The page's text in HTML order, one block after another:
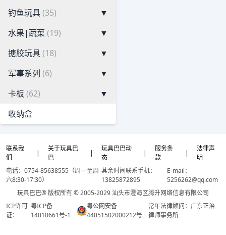
钓鱼玩具(35)
▼
水果|蔬菜(19)
▼
搪胶玩具(18)
▼
军事系列 (6)
▼
卡板 (62)
▼
收纳盒
联系我
们
|
关于玩具巴
巴
|
玩具巴巴动
态
|
服务条
款
|
法律声
明
电话：0754-85638555（周一至周
六8:30-17:30）
其余时间联系手机：
13825872895
E-mail：
5256262@qq.com
玩具巴巴® 版权所有 © 2005-2029 汕头市澄海区腾升网络信息有限公司
ICP许可
证：
粤ICP备
14010661号-1
粤公网安备
44051502000212号
常年法律顾问：广东正治
律师事务所